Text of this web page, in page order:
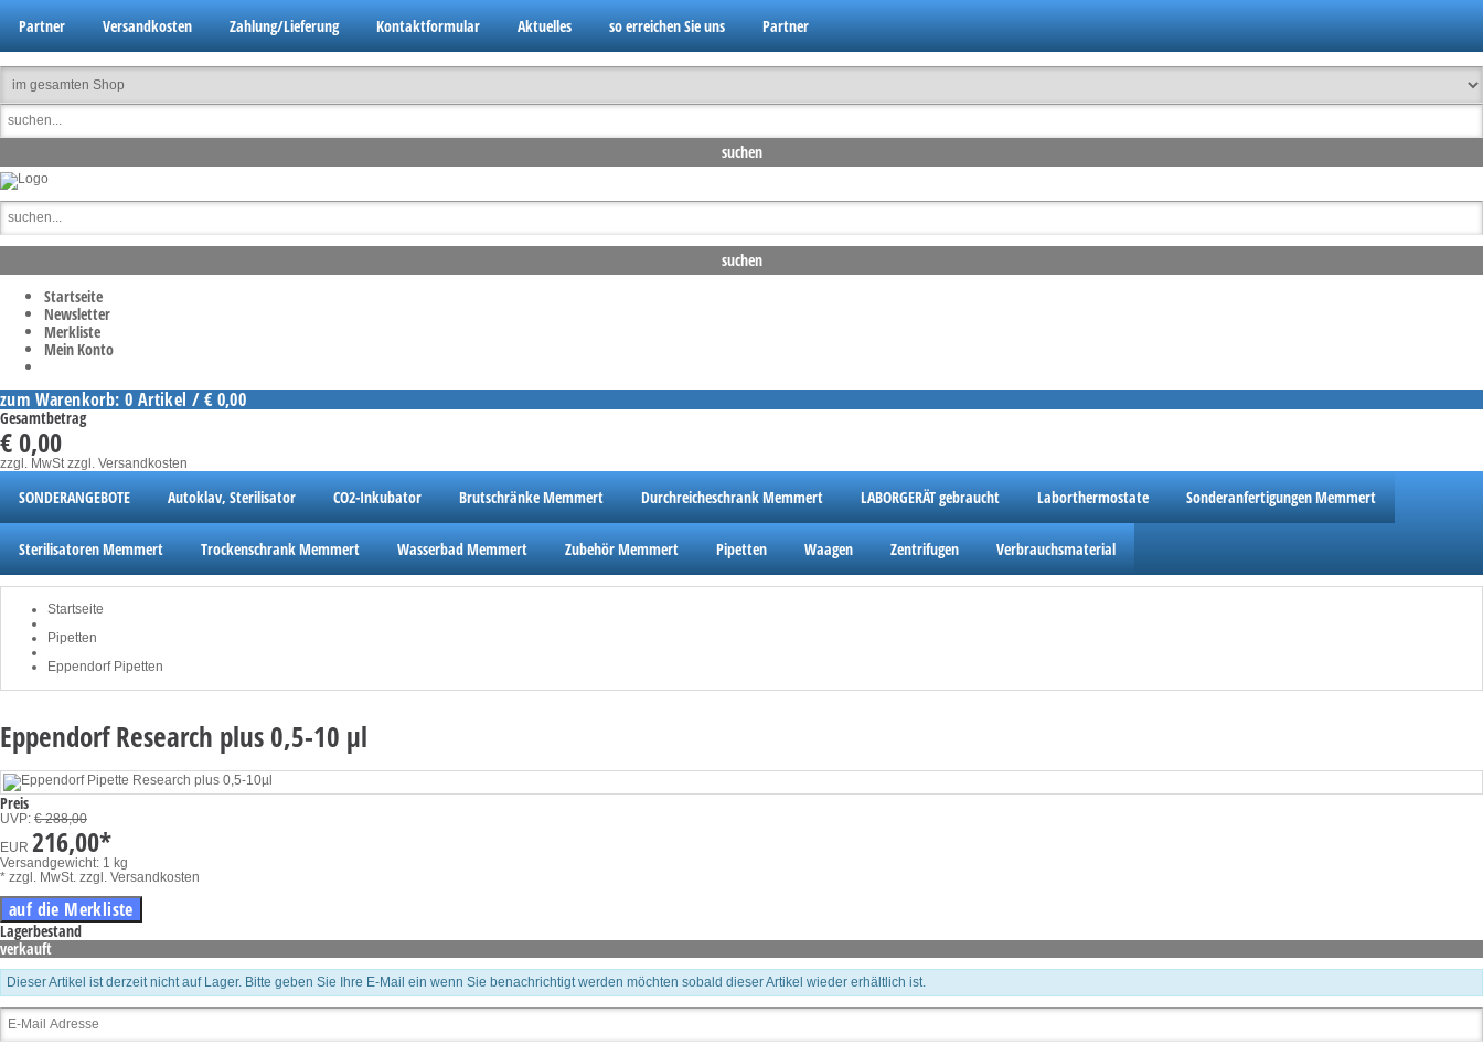
Partner Versandkosten Zahlung/Lieferung Kontaktformular Aktuelles so erreichen Sie uns Partner
Startseite
Newsletter
Merkliste
Mein Konto
zum Warenkorb: 0 Artikel / € 0,00
Gesamtbetrag
€ 0,00
zzgl. MwStzzgl. Versandkosten
SONDERANGEBOTE Autoklav, Sterilisator CO2-Inkubator Brutschränke Memmert Durchreicheschrank Memmert LABORGERÄT gebraucht Laborthermostate Sonderanfertigungen Memmert
Sterilisatoren Memmert Trockenschrank Memmert Wasserbad Memmert Zubehör Memmert Pipetten Waagen Zentrifugen Verbrauchsmaterial
Startseite
Pipetten
Eppendorf Pipetten
Eppendorf Research plus 0,5-10 µl
Preis
UVP: € 288,00
EUR 216,00*
Versandgewicht: 1 kg
* zzgl. MwSt. zzgl. Versandkosten
Lagerbestand
verkauft
Dieser Artikel ist derzeit nicht auf Lager. Bitte geben Sie Ihre E-Mail ein wenn Sie benachrichtigt werden möchten sobald dieser Artikel wieder erhältlich ist.